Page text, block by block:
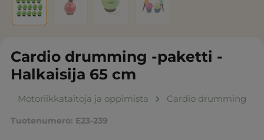
Cardio drumming -paketti -
Halkaisija 65 cm
Motoriikkataitoja ja oppimista Cardio drumming
Tuotenumero: E23-239